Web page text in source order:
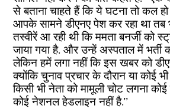
से बताना चाहते हैं कि ये घटना तो कल
आपके सामने डीएनए पेश कर रहा था तब
तस्वीरें आ रही थी कि ममता बनर्जी को
जाया गया है. और उन्हें अस्पताल में भर्ती
लेकिन हमें लगा नहीं कि इस खबर को
क्योंकि चुनाव प्रचार के दौरान या कोई
किसी भी नेता को मामूली चोट लगना
कोई नेशनल हेडलाइन नहीं है.’’